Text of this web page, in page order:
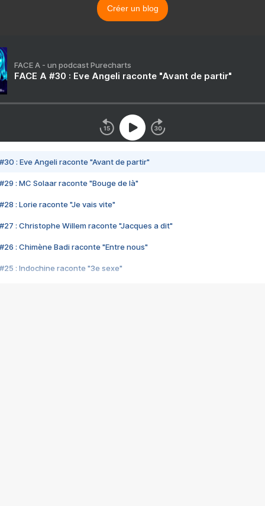
Créer un blog
FACE A - un podcast Purecharts
FACE A #30 : Eve Angeli raconte "Avant de partir"
#30 : Eve Angeli raconte "Avant de partir"
#29 : MC Solaar raconte "Bouge de là"
#28 : Lorie raconte "Je vais vite"
#27 : Christophe Willem raconte "Jacques a dit"
#26 : Chimène Badi raconte "Entre nous"
#25 : Indochine raconte "3e sexe"